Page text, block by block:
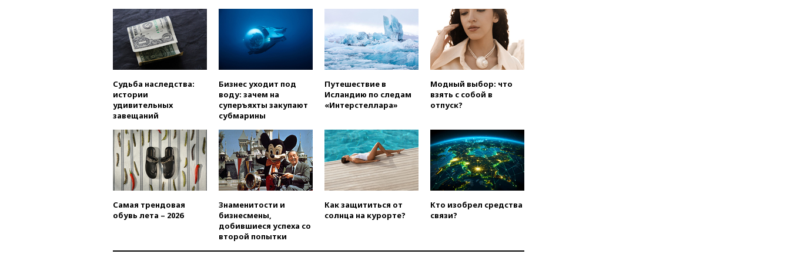
«Новороссия» восстановлено
09:55
Силы ПВО перехватили
за утро 85 БПЛА над
территорией РФ
09:25
Ильский НПЗ на Кубани
обломков дрона
Собянин сообщил о
08:42
Силы ПВО сбили почти
400 БПЛА над российскими
регионами
08:16
Лукашенко призвал
селах
Судьба наследства:
истории
удивительных
завещаний
Бизнес уходит под
воду: зачем на
суперъяхты закупают
субмарины
Путешествие в
Исландию по следам
«Интерстеллара»
Модный выбор: что
взять с собой в
отпуск?
Самая трендовая
обувь лета – 2026
Знаменитости и
бизнесмены,
добившиеся успеха со
второй попытки
Как защититься от
солнца на курорте?
Кто изобрел средства
связи?